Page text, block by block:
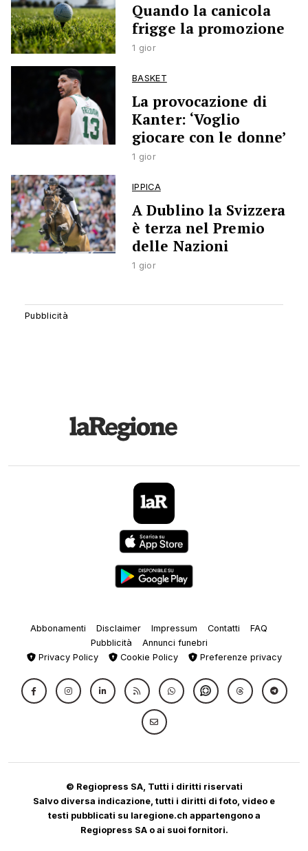
Quando la canicola
frigge la promozione
1 gior
BASKET
La provocazione di
Kanter: ‘Voglio
giocare con le donne’
1 gior
IPPICA
A Dublino la Svizzera
è terza nel Premio
delle Nazioni
1 gior
Abbonamenti Disclaimer Impressum Contatti
FAQ
Pubblicità
Annunci funebri
Privacy Policy
Cookie Policy Preferenze privacy
© Regiopress SA, Tutti i diritti riservati
Salvo diversa indicazione, tutti i diritti di foto, video e
testi pubblicati su laregione.ch appartengono a
Regiopress SA o ai suoi fornitori.